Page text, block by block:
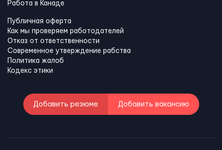
Работа в Канадe
Публичная оферта
Как мы проверяем работодателей
Отказ от ответственности
Современное утверждение рабства
Политика жалоб
Кодекс этики
Добавить резюме Добавить вакансию